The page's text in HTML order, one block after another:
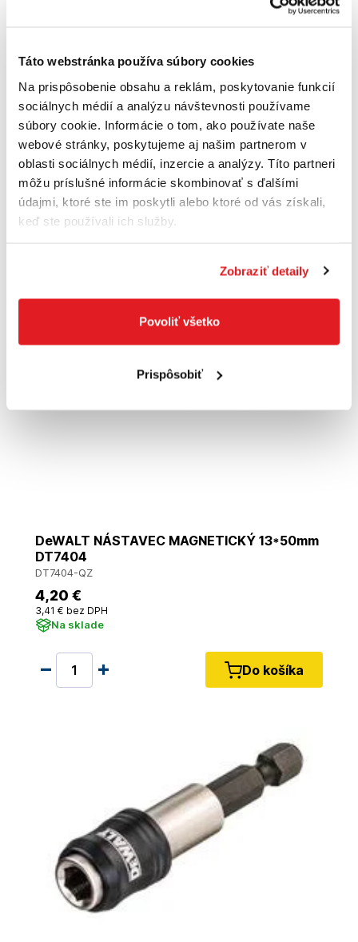
Táto webstránka používa súbory cookies
Na prispôsobenie obsahu a reklám, poskytovanie funkcií
sociálnych médií a analýzu návštevnosti používame
súbory cookie. Informácie o tom, ako používate naše
webové stránky, poskytujeme aj našim partnerom v
oblasti sociálnych médií, inzercie a analýzy. Títo partneri
môžu príslušné informácie skombinovať s ďalšími
údajmi, ktoré ste im poskytli alebo ktoré od vás získali,
keď ste používali ich služby.
Zobraziť detaily
Povoliť všetko
Prispôsobiť
DeWALT NÁSTAVEC MAGNETICKÝ 10*50mm
DT7403
DT7403-QZ
5,10 €
4,15 €bez DPH
Na sklade
DeWALT NÁSTAVEC MAGNETICKÝ 13*50mm
DT7404
DT7404-QZ
4,20 €
3,41 € bez DPH
Na sklade
Do košíka